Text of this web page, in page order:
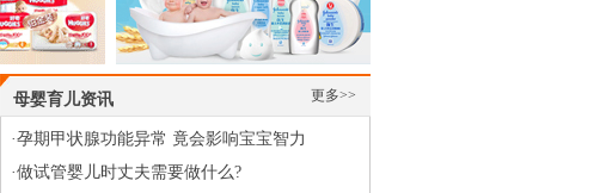
更多>>
母婴育儿资讯
·孕期甲状腺功能异常 竟会影响宝宝智力
·做试管婴儿时丈夫需要做什么?